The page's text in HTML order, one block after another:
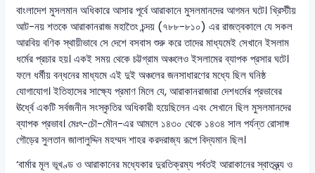
বাংলাদেশ মুসলমান অধিকারে আসার পূর্বে আরাকানে মুসলমানদের আগমন ঘটে। খ্রিস্টীয়
আট-নয় শতকে আরাকানরাজ মহাতৈং চন্দয় (৭৮৮-৮১০) এর রাজত্বকালে যে সকল
আরবিয় বণিক স্থায়ীভাবে সে দেশে বসবাস শুরু করে তাদের মাধ্যমেই সেখানে ইসলাম
ধর্মের প্রচার হয়। একই সময় থেকে চট্টগ্রাম অঞ্চলেও ইসলামের ব্যাপক প্রসার ঘটে।
ফলে ধর্মীয় বন্ধনের মাধ্যমে এই দুই অঞ্চলের জনসাধারণের মধ্যে ছিল ঘনিষ্ঠ
যোগাযোগ। ইতিহাসের সাক্ষ্যে প্রমাণ মিলে যে, আরাকানরাজারা দেশধর্মের প্রভাবের
ঊর্ধ্বে একটি সর্বজনীন সংস্কৃতির অধিকারী হয়েছিলেন এবং সেখানে ছিল মুসলমানদের
ব্যাপক প্রভাব। মেঃৎ-চৌ-মৌন-এর আমলে ১৪৩০ থেকে ১৪৩৪ সাল পর্যন্ত রোসাঙ্গ
গৌড়ের সুলতান জালালুদ্দিন মহম্মদ শাহর করদরাজ্য রূপে বিদ্যমান ছিল।
‘বার্মার মূল ভূখণ্ড ও আরাকানের মধ্যেকার দুরতিক্রম্য পর্বতই আরাকানের স্বাতন্ত্র্য ও